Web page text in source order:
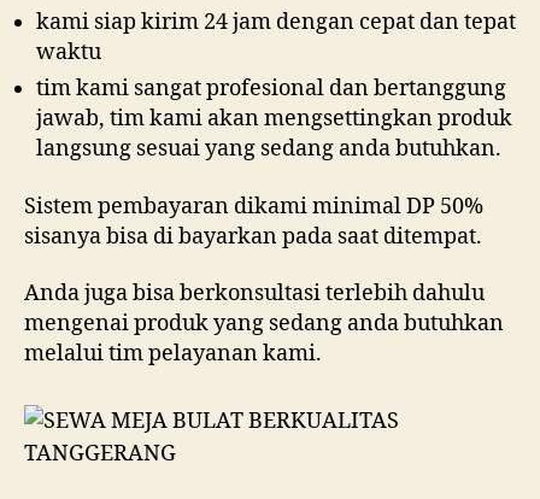
kami siap kirim 24 jam dengan cepat dan tepat
waktu
tim kami sangat profesional dan bertanggung
jawab, tim kami akan mengsettingkan produk
langsung sesuai yang sedang anda butuhkan.
Sistem pembayaran dikami minimal DP 50%
sisanya bisa di bayarkan pada saat ditempat.
Anda juga bisa berkonsultasi terlebih dahulu
mengenai produk yang sedang anda butuhkan
melalui tim pelayanan kami.